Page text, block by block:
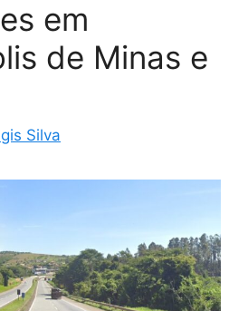
em
de Minas e
Silva